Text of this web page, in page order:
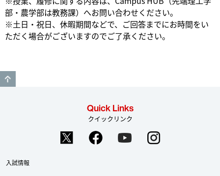
部・農学部は教務課）へお問い合わせください。
※土日・祝日、休暇期間などで、ご回答までにお時間をい
ただく場合がございますのでご了承ください。
Quick Links
クイックリンク
入試情報